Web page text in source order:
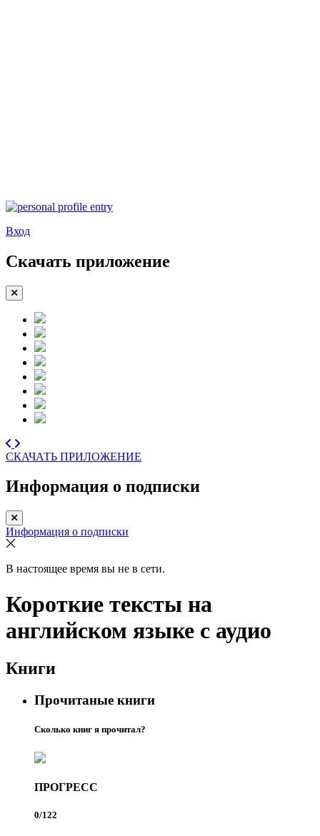
Вход
Скачать приложение
СКАЧАТЬ ПРИЛОЖЕНИЕ
Информация о подписки
Информация о подписки
В настоящее время вы не в сети.
Короткие тексты на
английском языке с аудио
Книги
Прочитаные книги
Сколько книг я прочитал?
ПРОГРЕСС
0/122